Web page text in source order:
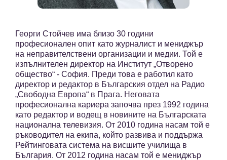
Георги Стойчев има близо 30 години
професионален опит като журналист и мениджър
на неправителствени организации и медии. Той е
изпълнителен директор на Институт „Отворено
общество“ - София. Преди това е работил като
директор и редактор в Българския отдел на Радио
„Свободна Европа“ в Прага. Неговата
професионална кариера започва през 1992 година
като редактор и водещ в новините на Българската
национална телевизия. От 2010 година насам той e
ръководител на екипа, който развива и поддържа
Рейтинговата система на висшите училища в
България. От 2012 година насам той е мениджър